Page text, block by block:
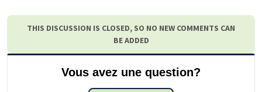
THIS DISCUSSION IS CLOSED, SO NO NEW COMMENTS CAN
BE ADDED
Vous avez une question?